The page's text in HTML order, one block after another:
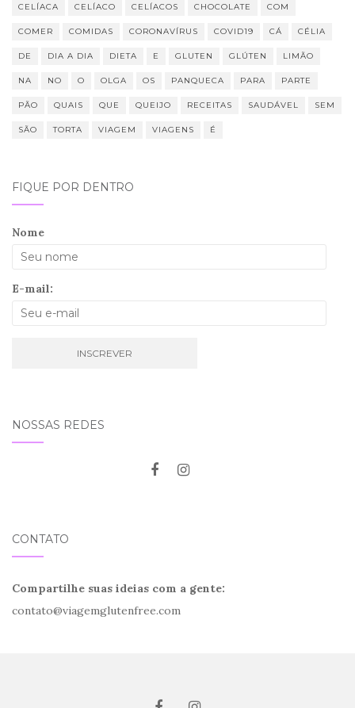
CELÍACA CELÍACO CELÍACOS CHOCOLATE COM
COMER COMIDAS CORONAVÍRUS COVID19 CÁ CÉLIA
DE DIA A DIA DIETA E GLUTEN GLÚTEN LIMÃO
NA NO O OLGA OS PANQUECA PARA PARTE
PÃO QUAIS QUE QUEIJO RECEITAS SAUDÁVEL SEM
SÃO TORTA VIAGEM VIAGENS É
FIQUE POR DENTRO
Nome
E-mail:
NOSSAS REDES
CONTATO
Compartilhe suas ideias com a gente:
contato@viagemglutenfree.com